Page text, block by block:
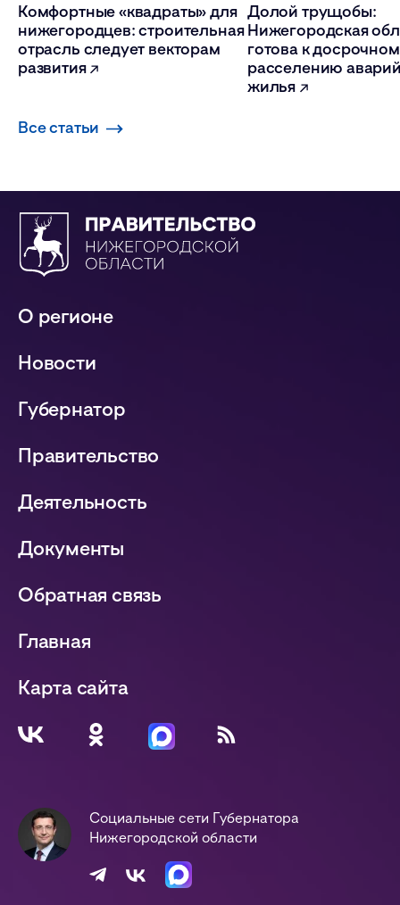
Комфортные «квадраты» для
нижегородцев: строительная
отрасль следует векторам
развития
Долой трущобы:
Нижегородская
готова к
расселению
жилья
Все статьи
О регионе
Новости
Губернатор
Правительство
Деятельность
Документы
Обратная связь
Главная
Карта сайта
Социальные сети Губернатора
Нижегородской области